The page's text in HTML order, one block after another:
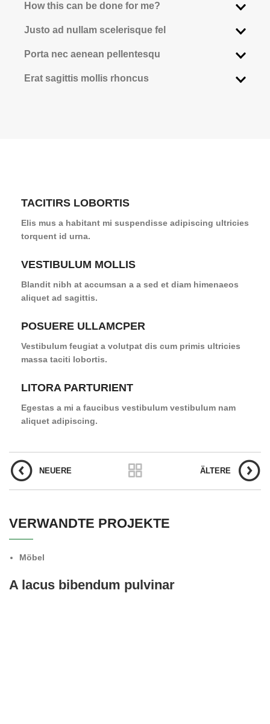
How this can be done for me?
Justo ad nullam scelerisque fel
Porta nec aenean pellentesqu
Erat sagittis mollis rhoncus
TACITIRS LOBORTIS
Elis mus a habitant mi suspendisse adipiscing ultricies
torquent id urna.
VESTIBULUM MOLLIS
Blandit nibh at accumsan a a sed et diam himenaeos
aliquet ad sagittis.
POSUERE ULLAMCPER
Vestibulum feugiat a volutpat dis cum primis ultricies
massa taciti lobortis.
LITORA PARTURIENT
Egestas a mi a faucibus vestibulum vestibulum nam
aliquet adipiscing.
NEUERE ÄLTERE
VERWANDTE PROJEKTE
Möbel
A lacus bibendum pulvinar